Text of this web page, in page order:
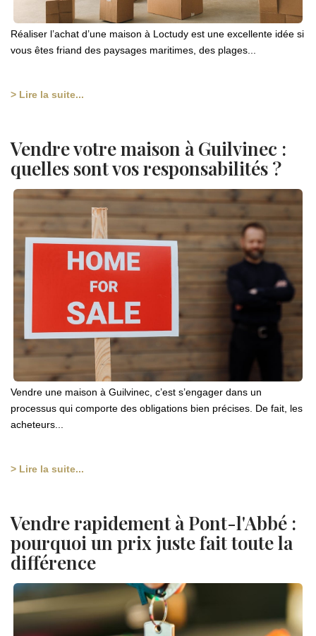
Réaliser l’achat d’une maison à Loctudy est une excellente idée si
vous êtes friand des paysages maritimes, des plages...
> Lire la suite...
Vendre votre maison à Guilvinec :
quelles sont vos responsabilités ?
Vendre une maison à Guilvinec, c’est s’engager dans un
processus qui comporte des obligations bien précises. De fait, les
acheteurs...
> Lire la suite...
Vendre rapidement à Pont-l'Abbé :
pourquoi un prix juste fait toute la
différence